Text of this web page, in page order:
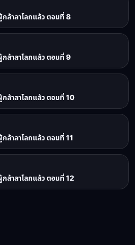
ล้าลาโลกแล้ว ตอนที่ 8
ล้าลาโลกแล้ว ตอนที่ 9
ล้าลาโลกแล้ว ตอนที่ 10
ล้าลาโลกแล้ว ตอนที่ 11
ล้าลาโลกแล้ว ตอนที่ 12